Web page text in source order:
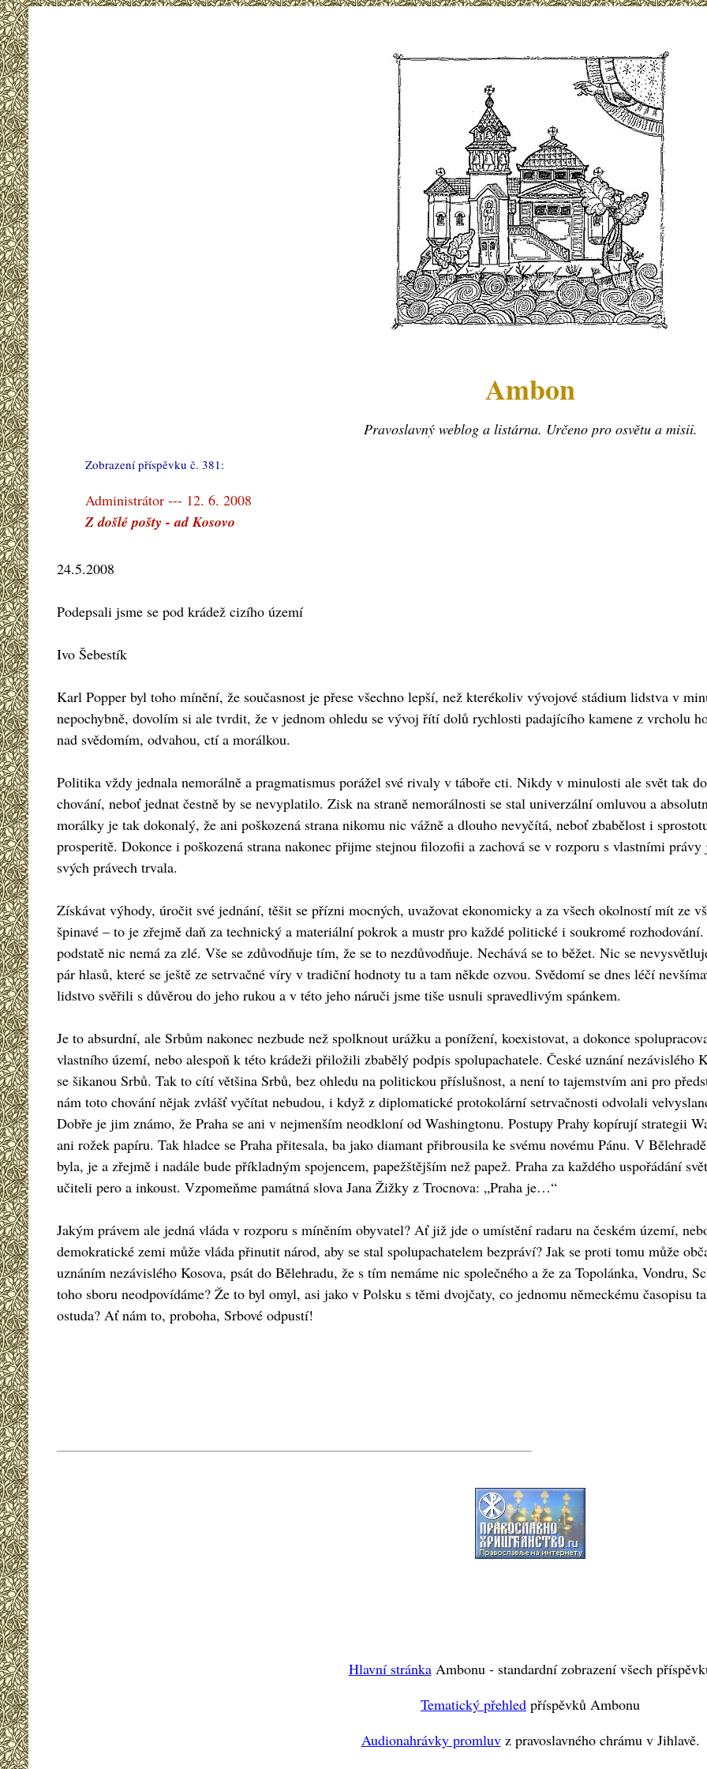
Ambon
Pravoslavný weblog a listárna. Určeno pro osvětu a misii.
Zobrazení příspěvku č. 381:
Administrátor --- 12. 6. 2008
Z došlé pošty - ad Kosovo
24.5.2008
Podepsali jsme se pod krádež cizího území
Ivo Šebestík
Karl Popper byl toho mínění, že současnost je přese všechno lepší, než kterékoliv vývojové stádium lidstva v
nepochybně, dovolím si ale tvrdit, že v jednom ohledu se vývoj řítí dolů rychlosti padajícího kamene z vrcholu
nad svědomím, odvahou, ctí a morálkou.
Politika vždy jednala nemorálně a pragmatismus porážel své rivaly v táboře cti. Nikdy v minulosti ale svět tak
chování, neboť jednat čestně by se nevyplatilo. Zisk na straně nemorálnosti se stal univerzální omluvou a
morálky je tak dokonalý, že ani poškozená strana nikomu nic vážně a dlouho nevyčítá, neboť zbabělost i
prosperitě. Dokonce i poškozená strana nakonec přijme stejnou filozofii a zachová se v rozporu s vlastními
svých právech trvala.
Získávat výhody, úročit své jednání, těšit se přízni mocných, uvažovat ekonomicky a za všech okolností mít ze
špinavé – to je zřejmě daň za technický a materiální pokrok a mustr pro každé politické i soukromé
podstatě nic nemá za zlé. Vše se zdůvodňuje tím, že se to nezdůvodňuje. Nechává se to běžet. Nic se
pár hlasů, které se ještě ze setrvačné víry v tradiční hodnoty tu a tam někde ozvou. Svědomí se dnes léčí
lidstvo svěřili s důvěrou do jeho rukou a v této jeho náruči jsme tiše usnuli spravedlivým spánkem.
Je to absurdní, ale Srbům nakonec nezbude než spolknout urážku a ponížení, koexistovat, a dokonce
vlastního území, nebo alespoň k této krádeži přiložili zbabělý podpis spolupachatele. České uznání nezávislého
se šikanou Srbů. Tak to cítí většina Srbů, bez ohledu na politickou příslušnost, a není to tajemstvím ani pro
nám toto chování nějak zvlášť vyčítat nebudou, i když z diplomatické protokolární setrvačnosti odvolali
Dobře je jim známo, že Praha se ani v nejmenším neodkloní od Washingtonu. Postupy Prahy kopírují strategii
ani rožek papíru. Tak hladce se Praha přitesala, ba jako diamant přibrousila ke svému novému Pánu. V
byla, je a zřejmě i nadále bude příkladným spojencem, papežštějším než papež. Praha za každého uspořádání
učiteli pero a inkoust. Vzpomeňme památná slova Jana Žižky z Trocnova: „Praha je…“
Jakým právem ale jedná vláda v rozporu s míněním obyvatel? Ať již jde o umístění radaru na českém území,
demokratické zemi může vláda přinutit národ, aby se stal spolupachatelem bezpráví? Jak se proti tomu může
uznáním nezávislého Kosova, psát do Bělehradu, že s tím nemáme nic společného a že za Topolánka, Vondru,
toho sboru neodpovídáme? Že to byl omyl, asi jako v Polsku s těmi dvojčaty, co jednomu německému časopisu
ostuda? Ať nám to, proboha, Srbové odpustí!
Hlavní stránkaAmbonu - standardní zobrazení všech
Tematický přehled příspěvků Ambonu
Audionahrávky promluvz pravoslavného chrámu v Jihlavě.